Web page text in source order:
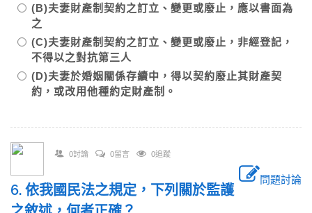
(B)夫妻財產制契約之訂立、變更或廢止，應以書面為
之
(C)夫妻財產制契約之訂立、變更或廢止，非經登記，
不得以之對抗第三人
(D)夫妻於婚姻關係存續中，得以契約廢止其財產契
約，或改用他種約定財產制。
0討論 0留言 0追蹤
問題討論
6. 依我國民法之規定，下列關於監護